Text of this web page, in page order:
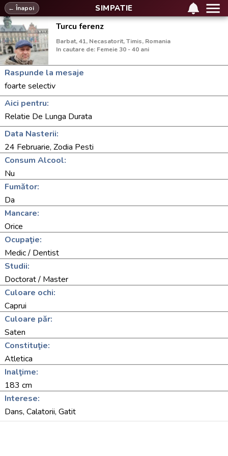
SIMPATIE
← Înapoi
Turcu ferenz
Barbat, 41, Necasatorit, Timis, Romania
In cautare de: Femeie 30 - 40 ani
Raspunde la mesaje
foarte selectiv
Aici pentru:
Relatie De Lunga Durata
Data Nasterii:
24 Februarie, Zodia Pesti
Consum Alcool:
Nu
Fumător:
Da
Mancare:
Orice
Ocupaţie:
Medic / Dentist
Studii:
Doctorat / Master
Culoare ochi:
Caprui
Culoare păr:
Saten
Constituţie:
Atletica
Inalţime:
183 cm
Interese:
Dans, Calatorii, Gatit